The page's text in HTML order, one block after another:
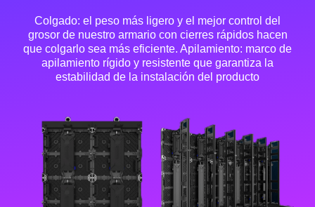
Colgado: el peso más ligero y el mejor control del
grosor de nuestro armario con cierres rápidos hacen
que colgarlo sea más eficiente. Apilamiento: marco de
apilamiento rígido y resistente que garantiza la
estabilidad de la instalación del producto